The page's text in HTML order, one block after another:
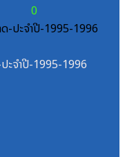
0
ະຈໍາປີ-1995-1996